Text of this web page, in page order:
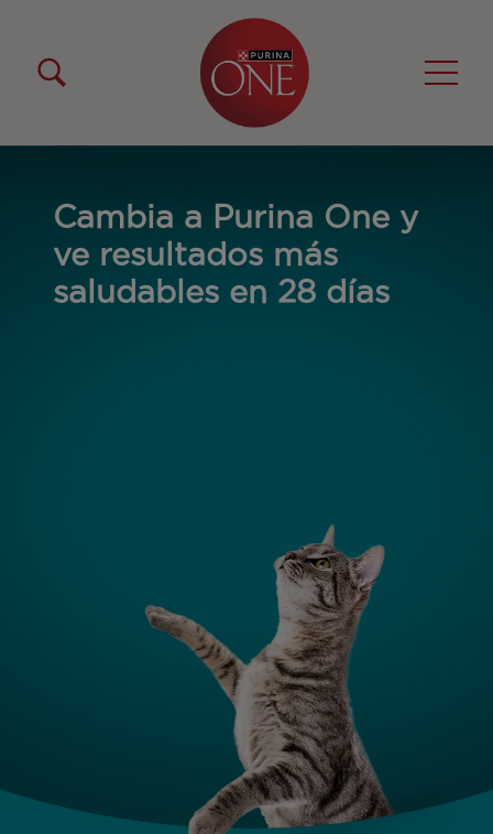
Menú Secundario Purina One
Menú Principal Purina One
Cambia a Purina One y
ve resultados más
saludables en 28 días